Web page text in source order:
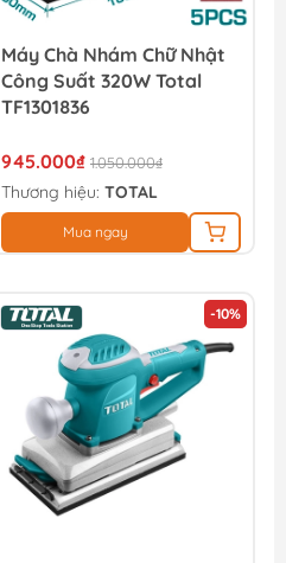
Máy Chà Nhám Chữ Nhật
Công Suất 320W Total
TF1301836
945.000₫ 1.050.000₫
Thương hiệu: TOTAL
Mua ngay
-10%